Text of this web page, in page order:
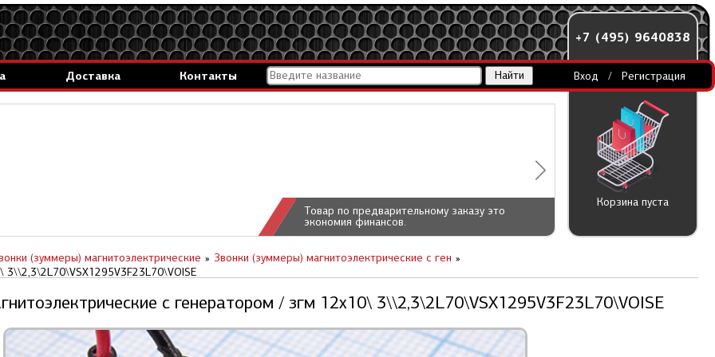
Доставка Контакты
Товар по предварительному заказу это
экономия финансов.
+7 (495) 9640838
Вход / Регистрация
Корзина пуста
c генератором / згм 12x10\ 3\\2,3\2L70\VSX1295V3F23L70\VOISE
(зуммеры) магнитоэлектрические
Звонки (зуммеры) магнитоэлектрические c ген
3\\2,3\2L70\VSX1295V3F23L70\VOISE